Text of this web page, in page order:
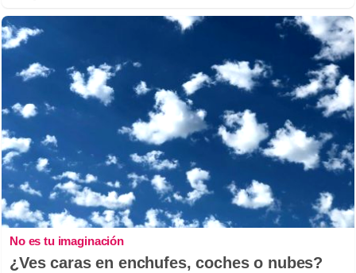
No es tu imaginación
¿Ves caras en enchufes, coches o nubes?